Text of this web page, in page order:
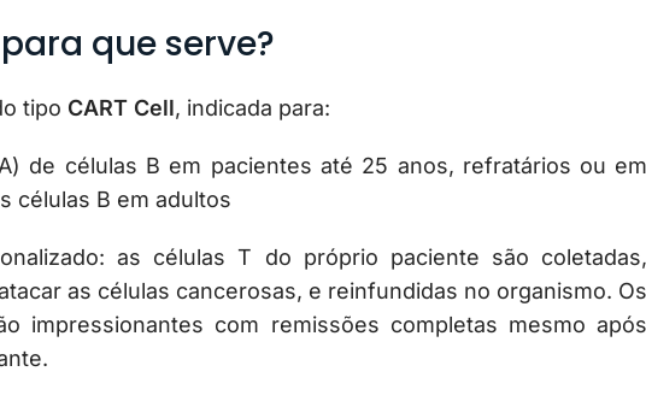
que serve?
tipo CART Cell, indicada para:
de células B em pacientes até 25 anos, refratários ou em
células B em adultos
as células T do próprio paciente são coletadas,
as células cancerosas, e reinfundidas no organismo. Os
impressionantes com remissões completas mesmo após